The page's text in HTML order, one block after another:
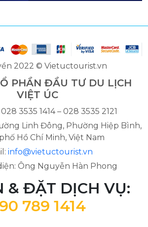
2022 © Vietuctourist.vn
PHẦN ĐẦU TƯ DU LỊCH
VIỆT ÚC
3535 1414 – 028 3535 2121
Linh Đông, Phường Hiệp Bình,
Hồ Chí Minh, Việt Nam
info@vietuctourist.vn
Ông Nguyễn Hàn Phong
& ĐẶT DỊCH VỤ:
789 1414